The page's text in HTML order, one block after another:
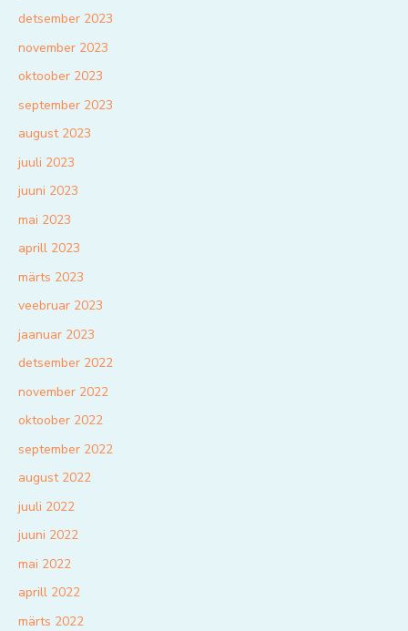
detsember 2023
november 2023
oktoober 2023
september 2023
august 2023
juuli 2023
juuni 2023
mai 2023
aprill 2023
märts 2023
veebruar 2023
jaanuar 2023
detsember 2022
november 2022
oktoober 2022
september 2022
august 2022
juuli 2022
juuni 2022
mai 2022
aprill 2022
märts 2022